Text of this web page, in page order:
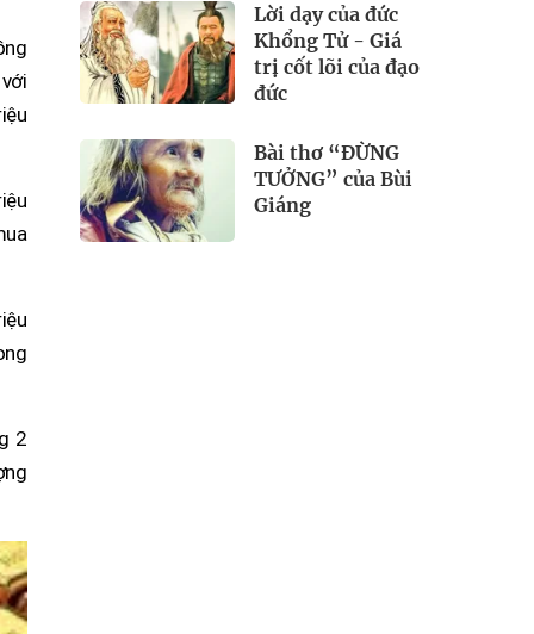
2
Lời dạy của đức
Khổng Tử - Giá
trị cốt lõi của đạo
đức
Bài thơ “ĐỪNG
TƯỞNG” của Bùi
Giáng